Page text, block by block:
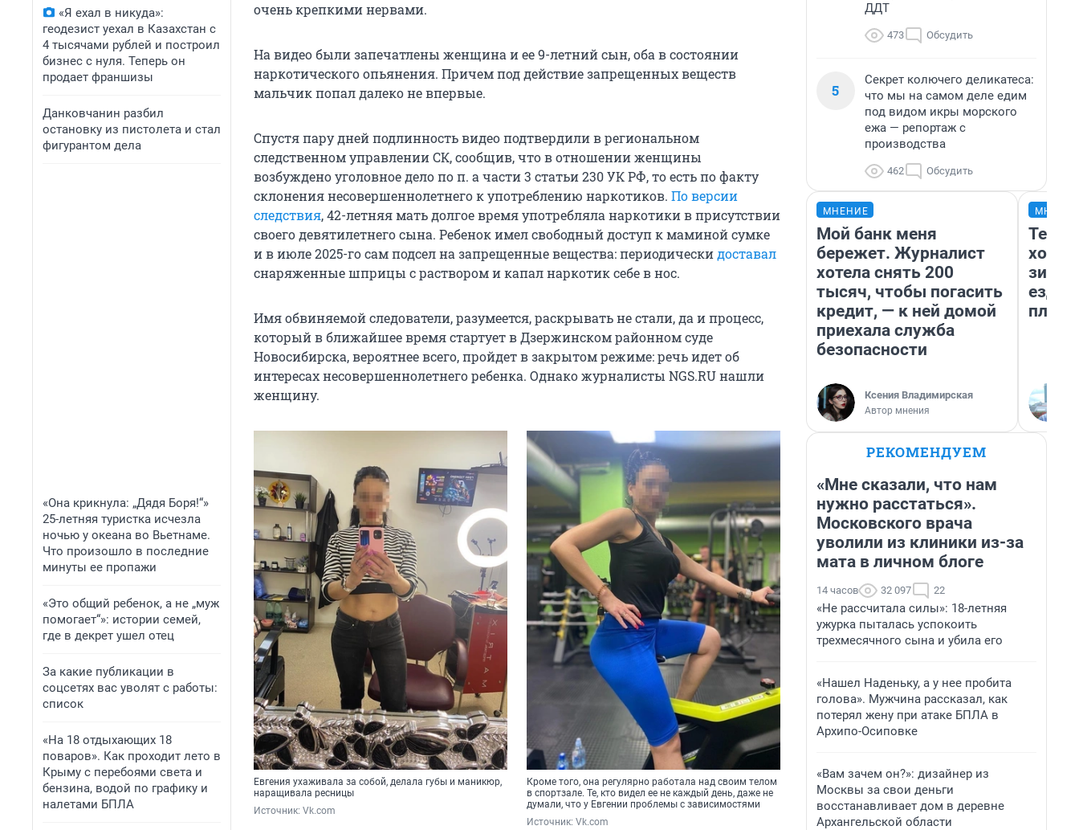
«Я ехал в никуда»:
геодезист уехал в Казахстан с
4 тысячами рублей и построил
бизнес с нуля. Теперь он
продает франшизы
Данковчанин разбил
остановку из пистолета и стал
фигурантом дела
«Она крикнула: „Дядя Боря!“»
25-летняя туристка исчезла
ночью у океана во Вьетнаме.
Что произошло в последние
минуты ее пропажи
«Это общий ребенок, а не „муж
помогает“»: истории семей,
где в декрет ушел отец
За какие публикации в
соцсетях вас уволят с работы:
список
«На 18 отдыхающих 18
поваров». Как проходит лето в
Крыму с перебоями света и
бензина, водой по графику и
налетами БПЛА
очень крепкими нервами.
На видео были запечатлены женщина и ее 9-летний сын, оба в состоянии
наркотического опьянения. Причем под действие запрещенных веществ
мальчик попал далеко не впервые.
Спустя пару дней подлинность видео подтвердили в региональном
следственном управлении СК, сообщив, что в отношении женщины
возбуждено уголовное дело поп. а части 3 статьи 230 УК РФ, то есть по факту
склонения несовершеннолетнего к употреблению наркотиков. По версии
следствия, 42-летняя мать долгое время употребляла наркотики в присутствии
своего девятилетнего сына. Ребенок имел свободный доступ к маминой сумке
и в июле 2025-го сам подсел на запрещенные вещества: периодическидоставал
снаряженные шприцы с раствором и капал наркотик себе в нос.
Имя обвиняемой следователи, разумеется, раскрывать не стали, да и процесс,
который в ближайшее время стартует в Дзержинском районном суде
Новосибирска, вероятнее всего, пройдет в закрытом режиме: речь идет об
интересах несовершеннолетнего ребенка. Однако журналисты NGS.RU нашли
женщину.
Евгения ухаживала за собой, делала губы и маникюр,
наращивала ресницы
Источник: Vk.com
Кроме того, она регулярно работала над своим телом
в спортзале. Те, кто видел ее не каждый день, даже не
думали, что у Евгении проблемы с зависимостями
Источник: Vk.com
ДДТ
473 Обсудить
5
Секрет колючего деликатеса:
что мы на самом деле едим
под видом икры морского
ежа — репортаж с
производства
462 Обсудить
МНЕНИЕ
Мой банк меня
бережет. Журналист
хотела снять 200
тысяч, чтобы погасить
кредит, — к ней домой
приехала служба
безопасности
Ксения Владимирская
Автор мнения
ездит
РЕКОМЕНДУЕМ
«Мне сказали, что нам
нужно расстаться».
Московского врача
уволили из клиники из-за
мата в личном блоге
14 часов 32 097 22
«Не рассчитала силы»: 18-летняя
ужурка пыталась успокоить
трехмесячного сына и убила его
«Нашел Наденьку, а у нее пробита
голова». Мужчина рассказал, как
потерял жену при атаке БПЛА в
Архипо-Осиповке
«Вам зачем он?»: дизайнер из
Москвы за свои деньги
восстанавливает дом в деревне
Архангельской области